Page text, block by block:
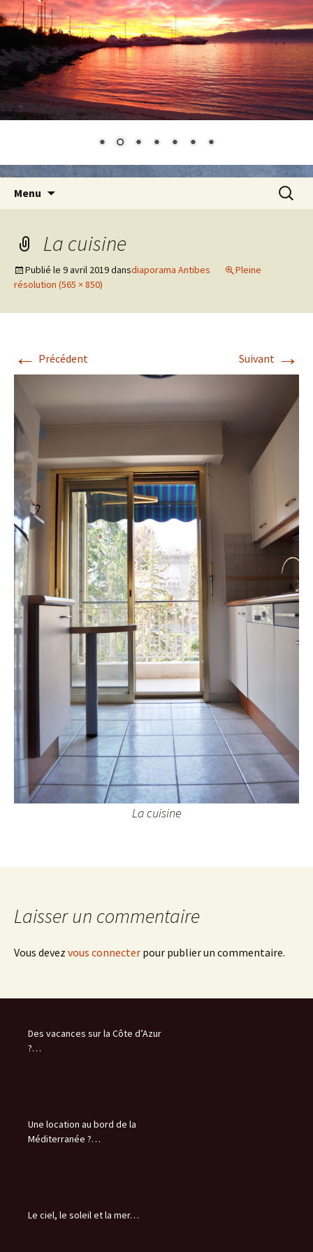
Menu
La cuisine
Publié le 9 avril 2019dansdiaporama Antibes
Pleine
résolution (565 × 850)
← Précédent Suivant →
La cuisine
Laisser un commentaire
Vous devez vous connecter pour publier un commentaire.
Des vacances sur la Côte d’Azur
?…
Une location au bord de la
Méditerranée ?…
Le ciel, le soleil et la mer…